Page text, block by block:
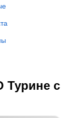
Турине с